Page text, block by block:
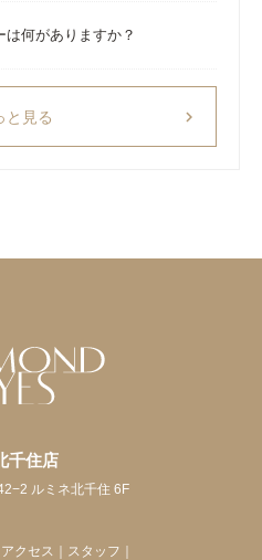
は何がありますか？
と見る chevron_right
千住店
ルミネ北千住 6F
アクセス ｜ スタッフ ｜